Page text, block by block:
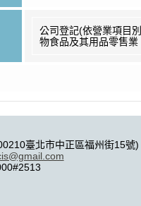
公司登記(依營業項目
物食品及其用品零售業
臺北市中正區福州街15號)